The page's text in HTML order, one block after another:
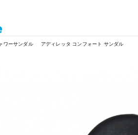
ワーサンダル アディレッタ コンフォート サンダル